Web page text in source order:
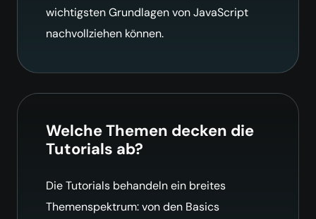
wichtigsten Grundlagen von JavaScript
nachvollziehen können.
Welche Themen decken die
Tutorials ab?
Die Tutorials behandeln ein breites
Themenspektrum: von den Basics